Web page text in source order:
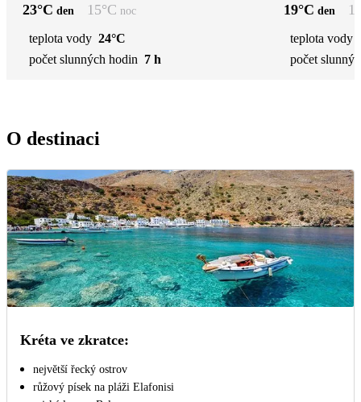
23°C den 15°C noc
teplota vody 24°C
počet slunných hodin 7 h
19°C den
teplota vody
počet
O destinaci
Kréta ve zkratce:
největší řecký ostrov
růžový písek na pláži Elafonisi